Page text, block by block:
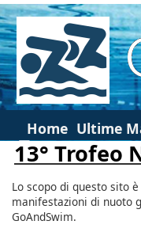
Home Ultime
13° Trofeo
Lo scopo di questo sito
manifestazioni di nuoto
GoAndSwim.